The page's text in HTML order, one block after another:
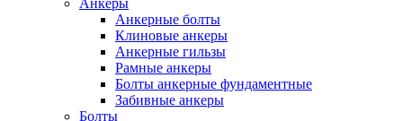
Анкеры
Анкерные болты
Клиновые анкеры
Анкерные гильзы
Рамные анкеры
Болты анкерные фундаментные
Забивные анкеры
Болты